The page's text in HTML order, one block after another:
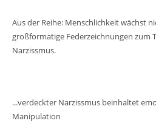
Aus der Reihe: Menschlichkeit wächst
großformatige Federzeichnungen zum
Narzissmus.
...verdeckter Narzissmus beinhaltet
Manipulation